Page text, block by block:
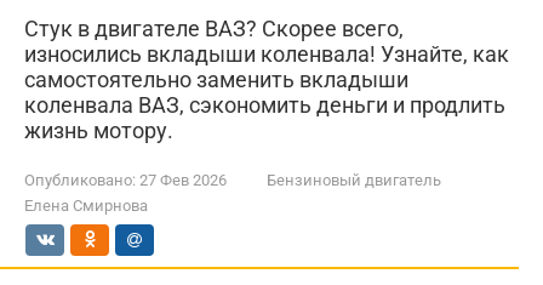
Стук в двигателе ВАЗ? Скорее всего,
износились вкладыши коленвала! Узнайте, как
самостоятельно заменить вкладыши
коленвала ВАЗ, сэкономить деньги и продлить
жизнь мотору.
Опубликовано: 27 Фев 2026
Бензиновый двигатель
Елена Смирнова